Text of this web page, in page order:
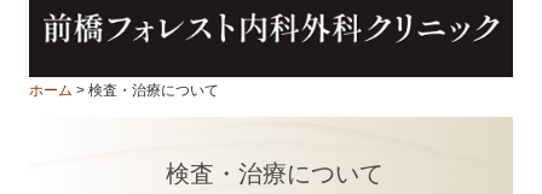
初診の方へ
アクセス
ホーム 検査・治療について
検査・治療について